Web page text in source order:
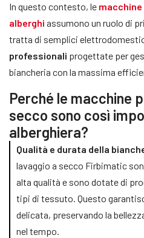
In questo contesto, le macchine
alberghi assumono un ruolo di
tratta di semplici
professionali progettate per
biancheria con la massima
Perché le macchine
secco sono così
alberghiera?
Qualità e durata della
lavaggio a secco Firbimatic
alta qualità e sono dotate di
tipi di tessuto. Questo
delicata, preservando la
nel tempo.